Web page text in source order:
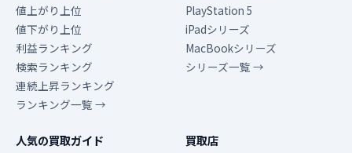
値上がり上位
値下がり上位
利益ランキング
検索ランキング
連続上昇ランキング
ランキング一覧 →
PlayStation 5
iPadシリーズ
MacBookシリーズ
シリーズ一覧 →
人気の買取ガイド 買取店